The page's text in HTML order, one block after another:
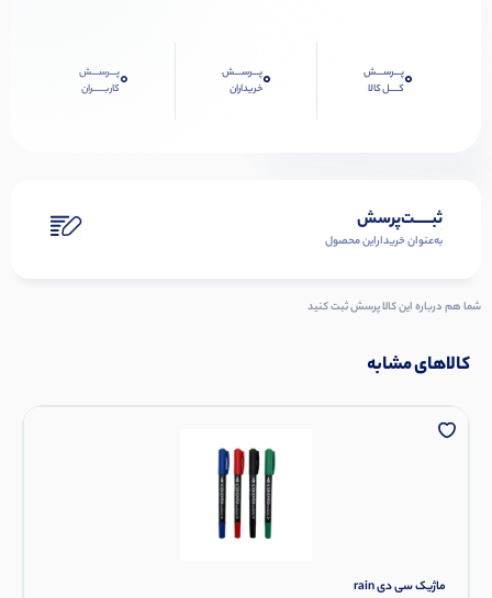
0پـــرســـش
کــــل کالا
0پـــرســـش
خریداران
0پـــرســـش
کاربـــــران
ثبـــــت‌پرسش
به‌عنوان ‌خریدار‌این‌ محصول
شما هم درباره این کالا پرسش ثبت کنید
کالاهای مشابه
ماژیک سی دی rain